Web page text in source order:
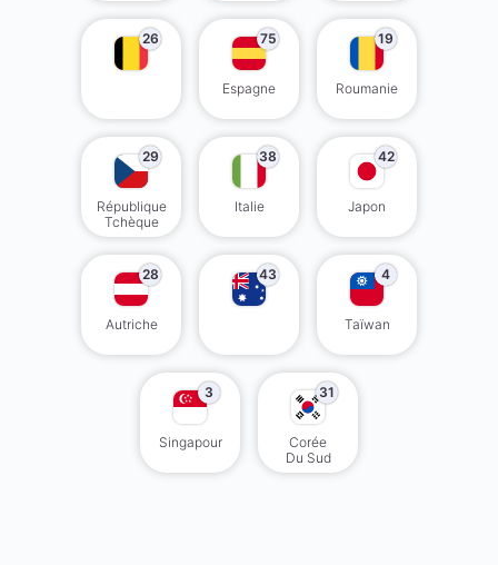
26 75
Espagne
19
Roumanie
29
République
Tchèque
38
Italie
42
Japon
28
Autriche
43 4
Taïwan
3
Singapour
31
Corée
Du Sud